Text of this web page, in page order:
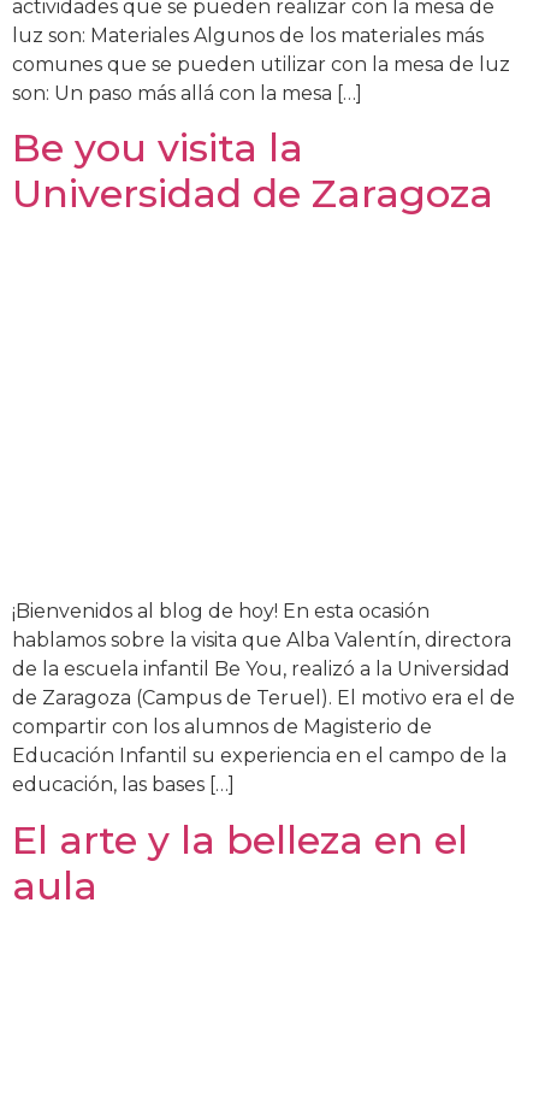
actividades que se pueden realizar con la mesa de
luz son: Materiales Algunos de los materiales más
comunes que se pueden utilizar con la mesa de luz
son: Un paso más allá con la mesa […]
Be you visita la
Universidad de Zaragoza
¡Bienvenidos al blog de hoy! En esta ocasión
hablamos sobre la visita que Alba Valentín, directora
de la escuela infantil Be You, realizó a la Universidad
de Zaragoza (Campus de Teruel). El motivo era el de
compartir con los alumnos de Magisterio de
Educación Infantil su experiencia en el campo de la
educación, las bases […]
El arte y la belleza en el
aula